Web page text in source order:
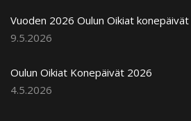
Vuoden 2026 Oulun Oikiat
9.5.2026
Oulun Oikiat Konepäivät 2026
4.5.2026